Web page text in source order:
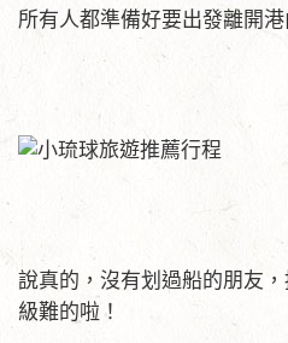
所有人都準備好要出發離開港
說真的，沒有划過船的朋友
級難的啦！